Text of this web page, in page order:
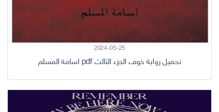
2024-05-25
تحميل رواية خوف الجزء الثالث pdf اسامة المسلم